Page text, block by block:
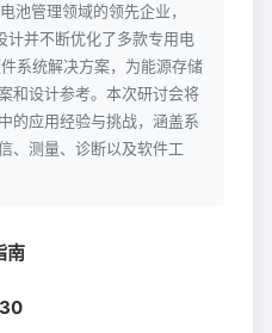
池管理领域的领先企业，
计并不断优化了多款专用电
系统解决方案，为能源存储
和设计参考。本次研讨会将
的应用经验与挑战，涵盖系
、测量、诊断以及软件工
南